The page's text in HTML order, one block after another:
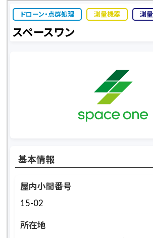
ドローン・点群処理 測量機器 測
スペースワン
基本情報
屋内小間番号
15-02
所在地